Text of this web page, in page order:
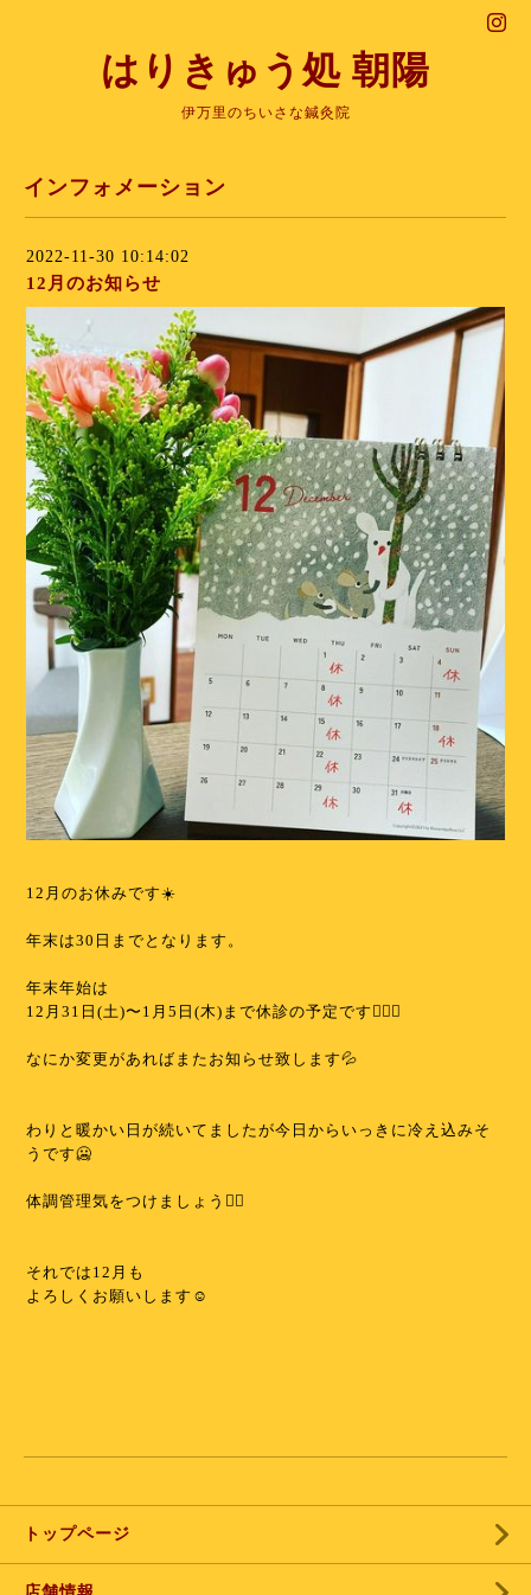
はりきゅう処 朝陽
伊万里のちいさな鍼灸院
インフォメーション
2022-11-30 10:14:02
12月のお知らせ
12月のお休みです☀️
年末は30日までとなります。
年末年始は
12月31日(土)〜1月5日(木)まで休診の予定です🙇🏻‍♀️
なにか変更があればまたお知らせ致します💦
わりと暖かい日が続いてましたが今日からいっきに冷え込みそ
うです🥶
体調管理気をつけましょう✊🏻
それでは12月も
よろしくお願いします☺️
トップページ